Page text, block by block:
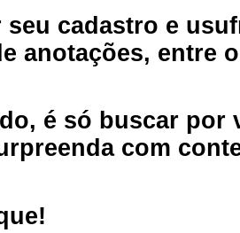
seu cadastro e
anotações, entre
é só buscar por
com